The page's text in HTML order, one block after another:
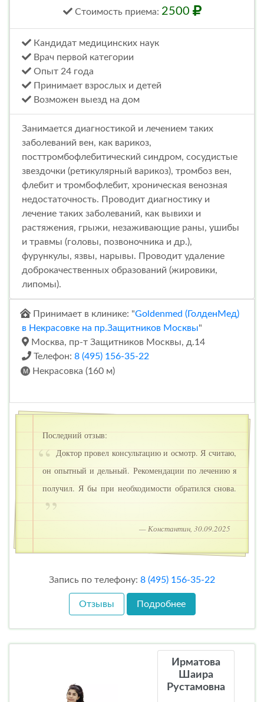
Стоимость приема: 2500
Кандидат медицинских наук
Врач первой категории
Опыт 24 года
Принимает взрослых и детей
Возможен выезд на дом
Занимается диагностикой и лечением таких
заболеваний вен, как варикоз,
посттромбофлебитический синдром, сосудистые
звездочки (ретикулярный варикоз), тромбоз вен,
флебит и тромбофлебит, хроническая венозная
недостаточность. Проводит диагностику и
лечение таких заболеваний, как вывихи и
растяжения, грыжи, незаживающие раны, ушибы
и травмы (головы, позвоночника и др.),
фурункулы, язвы, нарывы. Проводит удаление
доброкачественных образований (жировики,
липомы).
Принимает в клинике: "Goldenmed (ГолденМед)
в Некрасовке на пр.Защитников Москвы"
Москва, пр-т Защитников Москвы, д.14
Телефон: 8 (495) 156-35-22
Некрасовка (160 м)
Последний отзыв:
Доктор провел консультацию и осмотр. Я считаю,
он опытный и дельный. Рекомендации по лечению я
получил. Я бы при необходимости обратился снова.
— Константин, 30.09.2025
Запись по телефону: 8 (495) 156-35-22
Отзывы Подробнее
Ирматова
Шаира
Рустамовна